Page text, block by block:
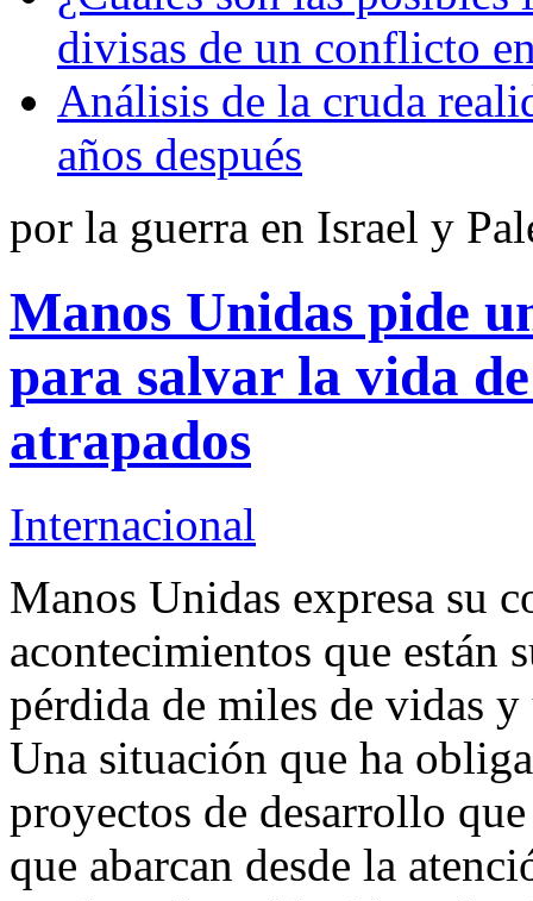
divisas de un conflicto
Análisis de la cruda
años después
por la guerra en Israel y
Manos Unidas pide
para salvar la vida
atrapados
Internacional
Manos Unidas expresa su
acontecimientos que están
pérdida de miles de vidas
Una situación que ha
proyectos de desarrollo
que abarcan desde la